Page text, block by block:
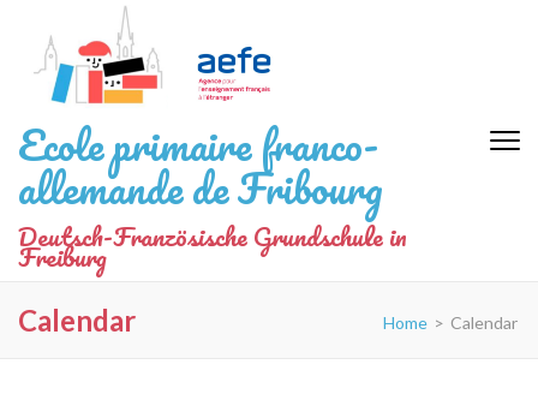
Inhalt
springen
(Eingabetaste
drücken)
Ecole primaire franco-
allemande de Fribourg
Deutsch-Französische Grundschule in
Freiburg
Calendar Home > Calendar